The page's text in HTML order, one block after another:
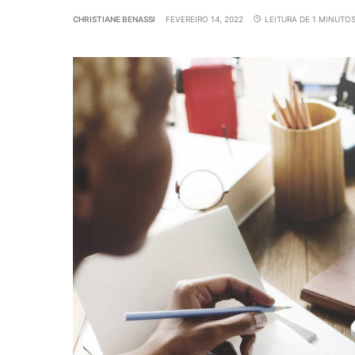
CHRISTIANE BENASSI FEVEREIRO 14, 2022 LEITURA DE 1 MINUTOS